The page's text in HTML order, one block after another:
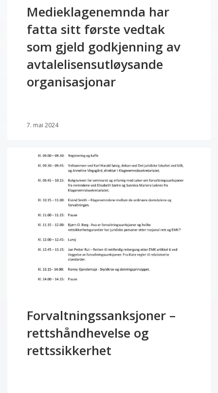
Medieklagenemnda har
fatta sitt første vedtak
som gjeld godkjenning av
avtalelisensutløysande
organisasjonar
7. mai 2024
Forvaltningssanksjoner –
rettshåndhevelse og
rettssikkerhet